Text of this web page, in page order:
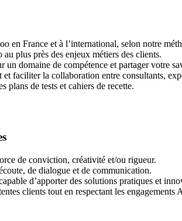
en France et à l’international, selon notre
plus près des enjeux métiers des clients.
un domaine de compétence et partager votre
faciliter la collaboration entre consultants,
plans de tests et cahiers de recette.
de conviction, créativité et/ou rigueur.
de dialogue et de communication.
d’apporter des solutions pratiques et
clients tout en respectant les engagements